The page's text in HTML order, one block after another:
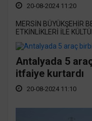
20-08-2024 11:20
MERSİN BÜYÜKŞEHİR
ETKİNLİKLERİ İLE
Antalyada 5
itfaiye kurtardı
20-08-2024 11:10